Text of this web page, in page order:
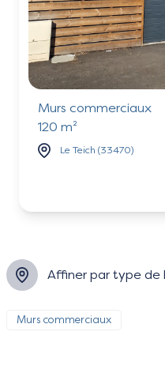
Murs commerciaux
120 m²
Le Teich (33470)
Affiner par type de
Murs commerciaux